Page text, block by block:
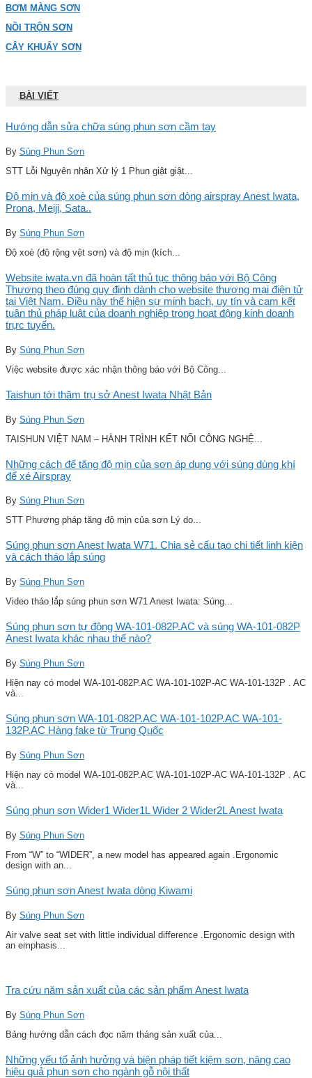
BƠM MÀNG SƠN
NỒI TRỘN SƠN
CÂY KHUẤY SƠN
BÀI VIẾT
Hướng dẫn sửa chữa súng phun sơn cầm tay
By Súng Phun Sơn
STT Lỗi Nguyên nhân Xử lý 1 Phun giật giật...
Độ mịn và độ xoè của súng phun sơn dòng airspray Anest Iwata,
Prona, Meiji, Sata..
By Súng Phun Sơn
Độ xoè (độ rộng vệt sơn) và độ mịn (kích...
Website iwata.vn đã hoàn tất thủ tục thông báo với Bộ Công
Thương theo đúng quy định dành cho website thương mại điện tử
tại Việt Nam. Điều này thể hiện sự minh bạch, uy tín và cam kết
tuân thủ pháp luật của doanh nghiệp trong hoạt động kinh doanh
trực tuyến.
By Súng Phun Sơn
Việc website được xác nhận thông báo với Bộ Công...
Taishun tới thăm trụ sở Anest Iwata Nhật Bản
By Súng Phun Sơn
TAISHUN VIỆT NAM – HÀNH TRÌNH KẾT NỐI CÔNG NGHỆ...
Những cách để tăng độ mịn của sơn áp dụng với súng dùng khí
để xé Airspray
By Súng Phun Sơn
STT Phương pháp tăng độ mịn của sơn Lý do...
Súng phun sơn Anest Iwata W71. Chia sẻ cấu tạo chi tiết linh kiện
và cách tháo lắp súng
By Súng Phun Sơn
Video tháo lắp súng phun sơn W71 Anest Iwata: Súng...
Súng phun sơn tự động WA-101-082P.AC và súng WA-101-082P
Anest Iwata khác nhau thế nào?
By Súng Phun Sơn
Hiện nay có model WA-101-082P.AC WA-101-102P-AC WA-101-132P . AC
và...
Súng phun sơn WA-101-082P.AC WA-101-102P.AC WA-101-
132P.AC Hàng fake từ Trung Quốc
By Súng Phun Sơn
Hiện nay có model WA-101-082P.AC WA-101-102P-AC WA-101-132P . AC
và...
Súng phun sơn Wider1 Wider1L Wider 2 Wider2L Anest Iwata
By Súng Phun Sơn
From “W” to “WIDER”, a new model has appeared again .Ergonomic
design with an...
Súng phun sơn Anest Iwata dòng Kiwami
By Súng Phun Sơn
Air valve seat set with little individual difference .Ergonomic design with
an emphasis...
Tra cứu năm sản xuất của các sản phẩm Anest Iwata
By Súng Phun Sơn
Bảng hướng dẫn cách đọc năm tháng sản xuất của...
Những yếu tố ảnh hưởng và biện pháp tiết kiệm sơn, nâng cao
hiệu quả phun sơn cho ngành gỗ nội thất